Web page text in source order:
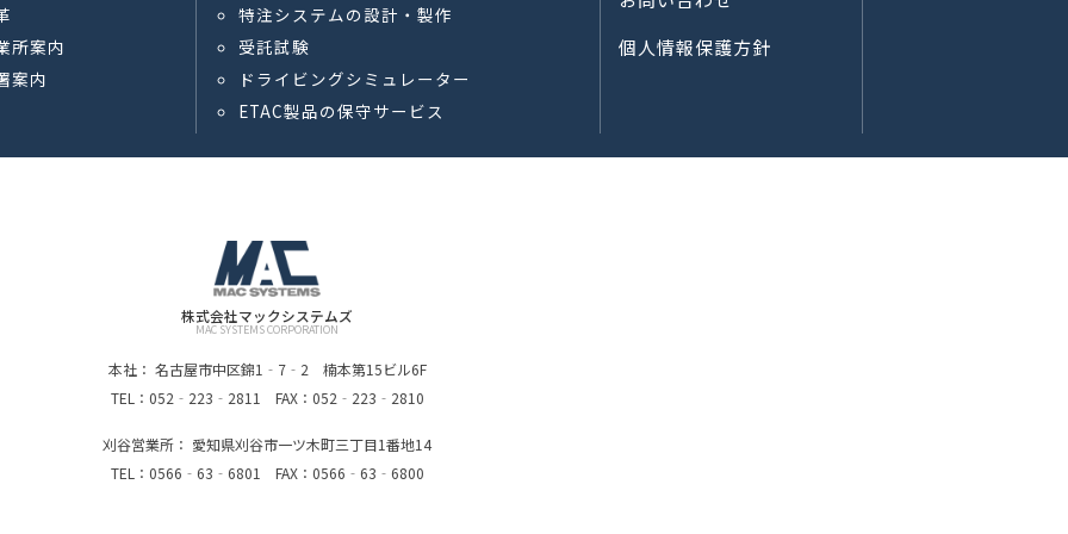
所案内
案内
特注システムの設計・製作
受託試験
ドライビングシミュレーター
ETAC製品の保守サービス
個人情報保護方針
株式会社マックシステムズ
MAC SYSTEMS CORPORATION
本社： 名古屋市中区錦1‐7‐2 楠本第15ビル6F
TEL：052‐223‐2811 FAX：052‐223‐2810
刈谷営業所： 愛知県刈谷市一ツ木町三丁目1番地14
TEL：0566‐63‐6801 FAX：0566‐63‐6800